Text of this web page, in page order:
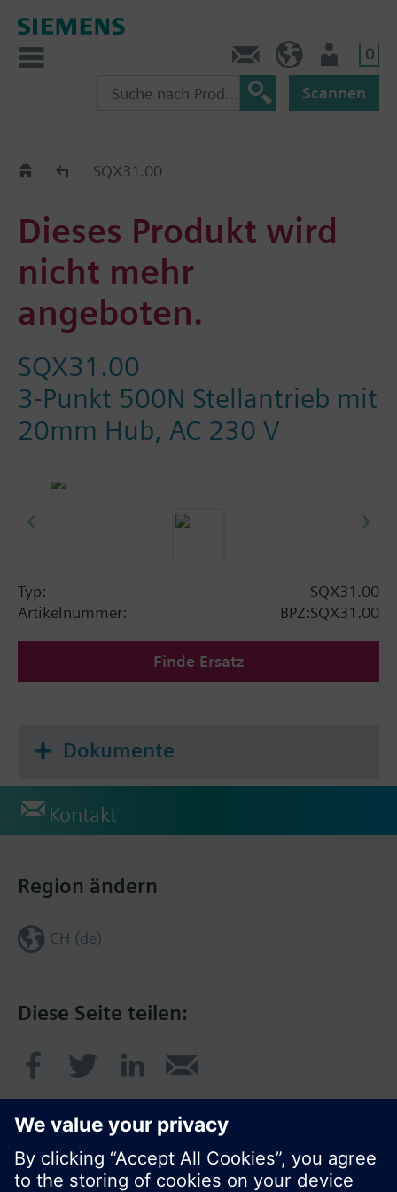
0
Scannen
Old2NewSQX31.00
Dieses Produkt wird
nicht mehr
angeboten.
SQX31.00
3-Punkt 500N Stellantrieb mit
20mm Hub, AC 230 V
Typ:
SQX31.00
Artikelnummer:
BPZ:SQX31.00
Finde Ersatz
Dokumente
Kontakt
Diese Seite teilen:
Region ändern
CH (de)